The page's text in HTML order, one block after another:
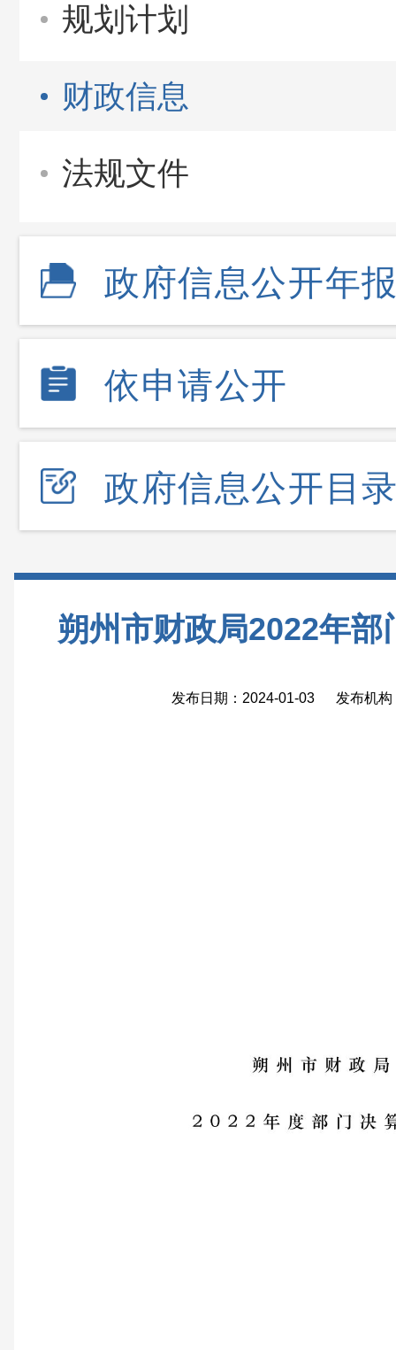
规划计划
财政信息
法规文件
政府信息公开年
依申请公开
政府信息公开目
朔州市财政局2022年部
发布日期：2024-01-03 发布机构